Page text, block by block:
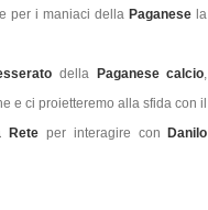
per i maniaci della Paganese la
della Paganese calcio,
e ci proietteremo alla sfida con il
Rete per interagire con
Danilo